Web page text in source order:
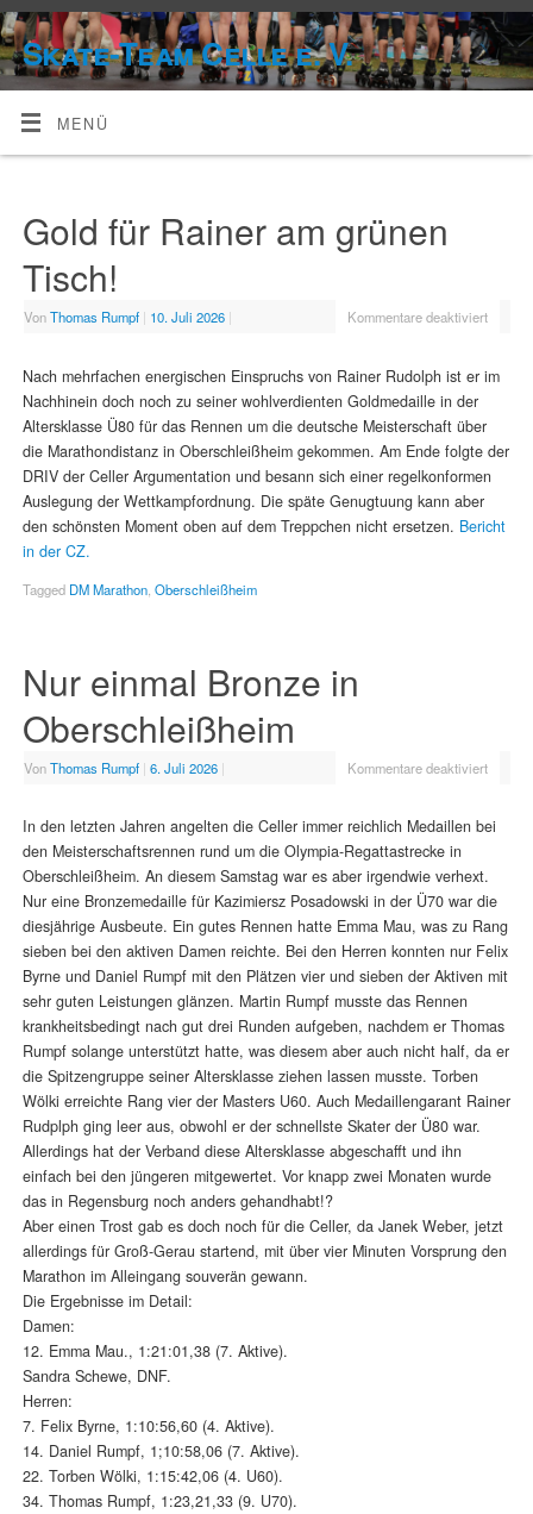
Skate-Team Celle e. V.
MENÜ
Gold für Rainer am grünen
Tisch!
VonThomas Rumpf | 10. Juli 2026 | Kommentare deaktiviert
Nach mehrfachen energischen Einspruchs von Rainer Rudolph ist er im
Nachhinein doch noch zu seiner wohlverdienten Goldmedaille in der
Altersklasse Ü80 für das Rennen um die deutsche Meisterschaft über
die Marathondistanz in Oberschleißheim gekommen. Am Ende folgte der
DRIV der Celler Argumentation und besann sich einer regelkonformen
Auslegung der Wettkampfordnung. Die späte Genugtuung kann aber
den schönsten Moment oben auf dem Treppchen nicht ersetzen. Bericht
in der CZ.
Tagged DM Marathon, Oberschleißheim
Nur einmal Bronze in
Oberschleißheim
VonThomas Rumpf | 6. Juli 2026 | Kommentare deaktiviert
In den letzten Jahren angelten die Celler immer reichlich Medaillen bei
den Meisterschaftsrennen rund um die Olympia-Regattastrecke in
Oberschleißheim. An diesem Samstag war es aber irgendwie verhext.
Nur eine Bronzemedaille für Kazimiersz Posadowski in der Ü70 war die
diesjährige Ausbeute. Ein gutes Rennen hatte Emma Mau, was zu Rang
sieben bei den aktiven Damen reichte. Bei den Herren konnten nur Felix
Byrne und Daniel Rumpf mit den Plätzen vier und sieben der Aktiven mit
sehr guten Leistungen glänzen. Martin Rumpf musste das Rennen
krankheitsbedingt nach gut drei Runden aufgeben, nachdem er Thomas
Rumpf solange unterstützt hatte, was diesem aber auch nicht half, da er
die Spitzengruppe seiner Altersklasse ziehen lassen musste. Torben
Wölki erreichte Rang vier der Masters U60. Auch Medaillengarant Rainer
Rudplph ging leer aus, obwohl er der schnellste Skater der Ü80 war.
Allerdings hat der Verband diese Altersklasse abgeschafft und ihn
einfach bei den jüngeren mitgewertet. Vor knapp zwei Monaten wurde
das in Regensburg noch anders gehandhabt!?
Aber einen Trost gab es doch noch für die Celler, da Janek Weber, jetzt
allerdings für Groß-Gerau startend, mit über vier Minuten Vorsprung den
Marathon im Alleingang souverän gewann.
Die Ergebnisse im Detail:
Damen:
12. Emma Mau., 1:21:01,38 (7. Aktive).
Sandra Schewe, DNF.
Herren:
7. Felix Byrne, 1:10:56,60 (4. Aktive).
14. Daniel Rumpf, 1;10:58,06 (7. Aktive).
22. Torben Wölki, 1:15:42,06 (4. U60).
34. Thomas Rumpf, 1:23,21,33 (9. U70).